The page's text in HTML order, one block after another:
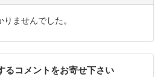
ませんでした。
るコメントをお寄せ下さい